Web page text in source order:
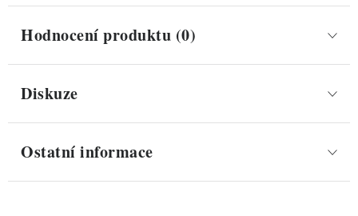
Hodnocení produktu (0)
Diskuze
Ostatní informace